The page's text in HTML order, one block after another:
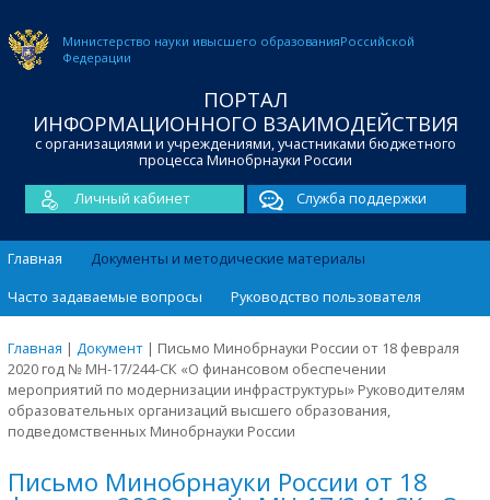
Министерство науки ивысшего образованияРоссийской
Федерации
ПОРТАЛ
ИНФОРМАЦИОННОГО ВЗАИМОДЕЙСТВИЯ
с организациями и учреждениями, участниками бюджетного
процесса Минобрнауки России
Личный кабинет
Служба поддержки
Главная
Документы и методические материалы
Часто задаваемые вопросы
Руководство пользователя
Главная | Документ | Письмо Минобрнауки России от 18 февраля
2020 год № МН-17/244-СК «О финансовом обеспечении
мероприятий по модернизации инфраструктуры» Руководителям
образовательных организаций высшего образования,
подведомственных Минобрнауки России
Письмо Минобрнауки России от 18